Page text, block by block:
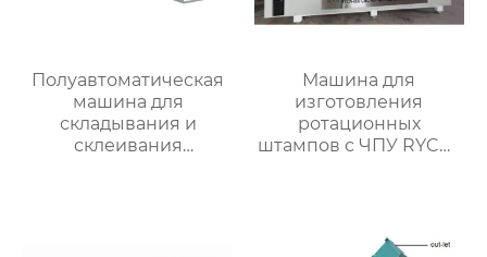
Полуавтоматическая
машина для
складывания и
склеивания
Машина для
изготовления
ротационных
штампов с ЧПУ RYCN-